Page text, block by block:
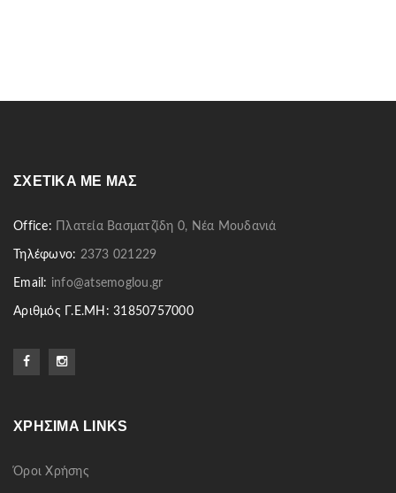
ΣΧΕΤΙΚΆ ΜΕ ΜΑΣ
Office: Πλατεία Βασματζίδη 0, Νέα Μουδανιά
Τηλέφωνο: 2373 021229
Email: info@atsemoglou.gr
Αριθμός Γ.Ε.ΜΗ: 31850757000
ΧΡΉΣΙΜΑ LINKS
Όροι Χρήσης